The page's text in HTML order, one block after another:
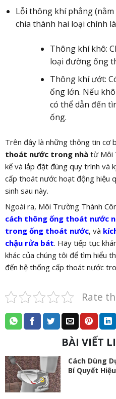
Lỗi thông khí phẳng
chia thành hai loại chính
Thông khí khô:
loại đường ống
Thông khí ướt:
ống lớn. Nếu
có thể dẫn đến
ống.
Trên đây là những thông tin cơ
thoát nước trong nhàtừ Môi
kế và lắp đặt đúng quy trình và
cấp thoát nước hoạt động hiệu
sinh sau này.
Ngoài ra, Môi Trường Thành
cách thông ống thoát nước
trong ống thoát nước, và
chậu rửa bát. Hãy tiếp tục
khác của chúng tôi để tìm hiểu
đến hệ thống cấp thoát nước
Rate
BÀI VIẾT
Cách Dùng
Bí Quyết